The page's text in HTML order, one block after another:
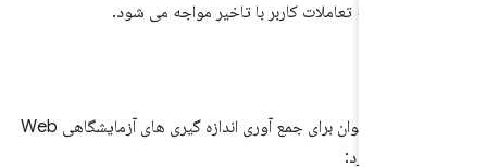
پاسخ به تعاملات کاربر با تاخیر مواجه می شود.
از این ابزارها می توان برای جمع آوری اندازه گیری های آزمایشگاهی Web